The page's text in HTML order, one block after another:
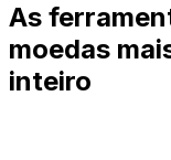
As
moedas
inteiro